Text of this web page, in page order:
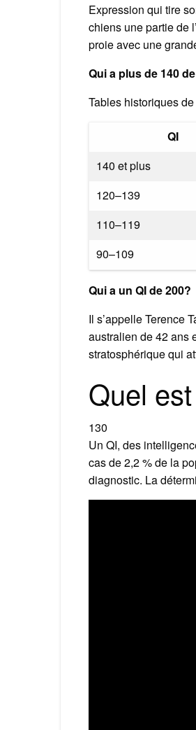
Expression qui tire
chiens une partie de
proie avec une
Qui a plus de 140
Tables historiques
QI
140 et plus
120–139
110–119
90–109
Qui a un QI de 200?
Il s’appelle Terence
australien de 42 ans
stratosphérique qui
Quel
130
Un QI, des
cas de 2,2 % de la
diagnostic. La